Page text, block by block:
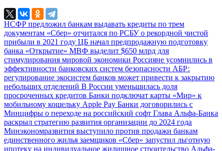
НСФР предложил банкам выдавать кредиты по трем
документам «Сбер» отчитался по РСБУ о рекордной чистой
прибыли в 2021 году ЦБ начал предпродажную подготовку
банка «Открытие» МВФ выделит $650 млрд для
стимулирования мировой экономики Россияне усомнились в
эффективности банковских систем безопасности АБР:
регулирование экосистем банков может привести к закрытию
небольших отделений В России уменьшилась доля
просроченных кредитов Банки подключат карты «Мир» к
мобильному кошельку Apple Pay Банки договорились с
Минцифры о переходе на российский софт Глава Альфа-Банка
раскрыл стратегию развития организации до 2024 года
Минэкономразвития выступило против продажи банкам
единственного жилья заемщиков «Сбер» запустил льготную
ипотеку на индивидуальное жилищное строительство Альфа-